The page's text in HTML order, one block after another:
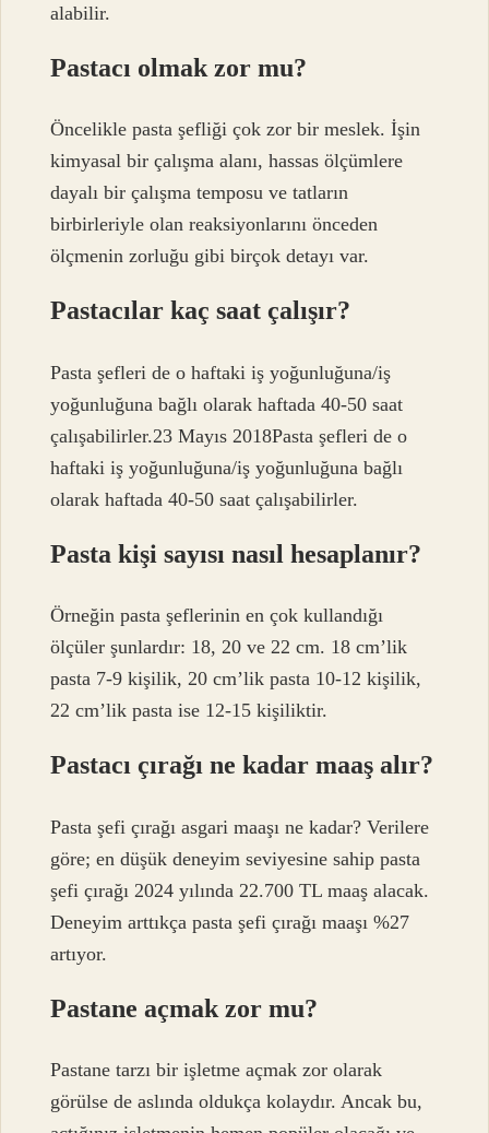
alabilir.
Pastacı olmak zor mu?
Öncelikle pasta şefliği çok zor bir meslek. İşin
kimyasal bir çalışma alanı, hassas ölçümlere
dayalı bir çalışma temposu ve tatların
birbirleriyle olan reaksiyonlarını önceden
ölçmenin zorluğu gibi birçok detayı var.
Pastacılar kaç saat çalışır?
Pasta şefleri de o haftaki iş yoğunluğuna/iş
yoğunluğuna bağlı olarak haftada 40-50 saat
çalışabilirler.23 Mayıs 2018Pasta şefleri de o
haftaki iş yoğunluğuna/iş yoğunluğuna bağlı
olarak haftada 40-50 saat çalışabilirler.
Pasta kişi sayısı nasıl hesaplanır?
Örneğin pasta şeflerinin en çok kullandığı
ölçüler şunlardır: 18, 20 ve 22 cm. 18 cm’lik
pasta 7-9 kişilik, 20 cm’lik pasta 10-12 kişilik,
22 cm’lik pasta ise 12-15 kişiliktir.
Pastacı çırağı ne kadar maaş alır?
Pasta şefi çırağı asgari maaşı ne kadar? Verilere
göre; en düşük deneyim seviyesine sahip pasta
şefi çırağı 2024 yılında 22.700 TL maaş alacak.
Deneyim arttıkça pasta şefi çırağı maaşı %27
artıyor.
Pastane açmak zor mu?
Pastane tarzı bir işletme açmak zor olarak
görülse de aslında oldukça kolaydır. Ancak bu,